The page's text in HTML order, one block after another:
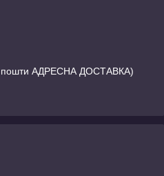
пошти АДРЕСНА ДОСТАВКА)